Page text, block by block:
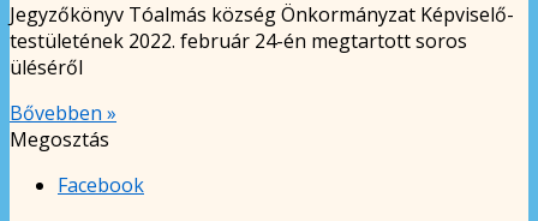
Jegyzőkönyv Tóalmás község Önkormányzat Képviselő-
testületének 2022. február 24-én megtartott soros
üléséről
Bővebben »
Megosztás
Facebook